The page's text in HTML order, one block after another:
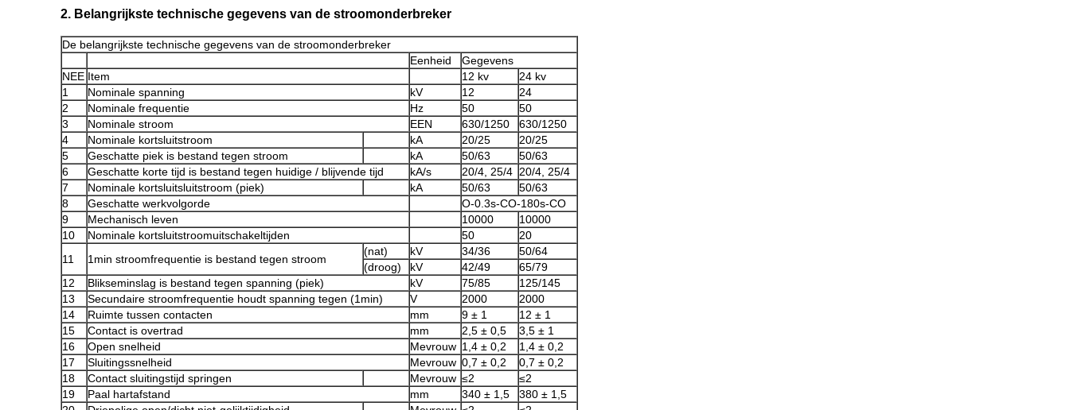
2. Belangrijkste technische gegevens van de stroomonderbreker
De belangrijkste technische gegevens van de stroomonderbreker
Eenheid
Gegevens
NEE Item 12 kv
24 kv
1
Nominale spanning kV 12
24
2
Nominale frequentie Hz 50
50
3
Nominale stroom EEN 630/1250
630/1250
4
Nominale kortsluitstroom kA 20/25
20/25
5
Geschatte piek is bestand tegen stroom kA 50/63
50/63
6
Geschatte korte tijd is bestand tegen huidige / blijvende tijd kA/s 20/4, 25/4 20/4, 25/4
7
Nominale kortsluitsluitstroom (piek) kA 50/63
50/63
8
Geschatte werkvolgorde
O-0.3s-CO-180s-CO
9
Mechanisch leven 10000
10000
10
Nominale kortsluitstroomuitschakeltijden 50
20
11
1min stroomfrequentie is bestand tegen stroom
(nat) kV 34/36
50/64
(droog)
kV 42/49
65/79
12
Blikseminslag is bestand tegen spanning (piek) kV 75/85
125/145
13
Secundaire stroomfrequentie houdt spanning tegen (1min) V 2000
2000
14
Ruimte tussen contacten mm 9 ± 1
12 ± 1
15
Contact is overtrad mm 2,5 ± 0,5
3,5 ± 1
16
Open snelheid Mevrouw 1,4 ± 0,2
1,4 ± 0,2
17
Sluitingssnelheid Mevrouw 0,7 ± 0,2
0,7 ± 0,2
18
Contact sluitingstijd springen Mevrouw ≤2
≤2
19
Paal hartafstand mm 340 ± 1,5
380 ± 1,5